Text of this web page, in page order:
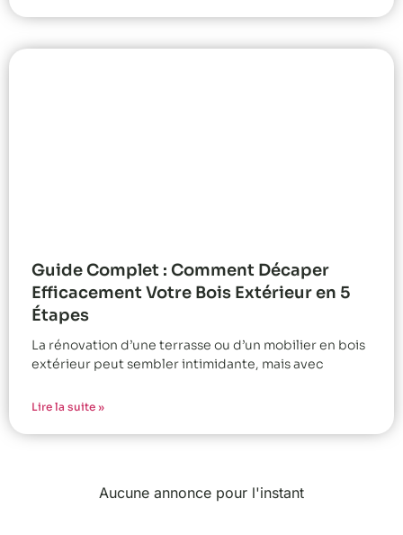
Guide Complet : Comment Décaper
Efficacement Votre Bois Extérieur en 5
Étapes
La rénovation d’une terrasse ou d’un mobilier en bois
extérieur peut sembler intimidante, mais avec
Lire la suite »
Aucune annonce pour l'instant